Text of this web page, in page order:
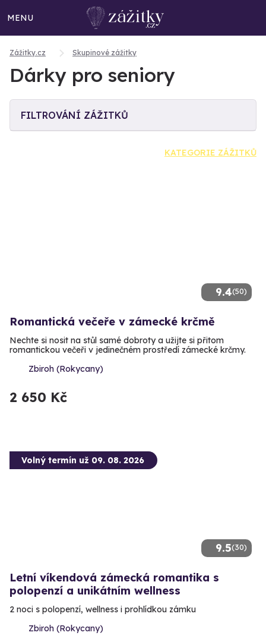
MENU
Zážitky.cz Skupinové zážitky
Dárky pro seniory
FILTROVÁNÍ ZÁŽITKŮ
KATEGORIE ZÁŽITKŮ
9.4(50)
Romantická večeře v zámecké krčmě
Nechte si nosit na stůl samé dobroty a užijte si přitom
romantickou večeři v jedinečném prostředí zámecké krčmy.
Zbiroh (Rokycany)
2 650 Kč
9.5(30)
Volný termín už 09. 08. 2026
Letní víkendová zámecká romantika s
polopenzí a unikátním wellness
2 noci s polopenzí, wellness i prohlídkou zámku
Zbiroh (Rokycany)